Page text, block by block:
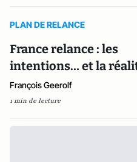
PLAN DE RELANCE
France relance : les
intentions… et la
François Geerolf
1 min de lecture